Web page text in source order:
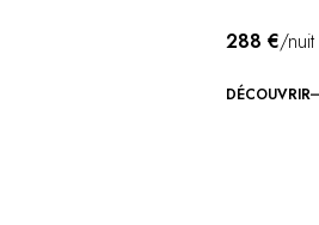
288 €/nuit
DÉCOUVRIR